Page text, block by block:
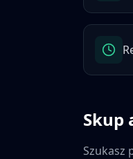
Skup
Szukasz